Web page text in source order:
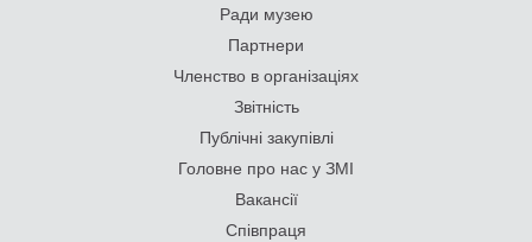
Ради музею
Партнери
Членство в організаціях
Звітність
Публічні закупівлі
Головне про нас у ЗМІ
Вакансії
Співпраця